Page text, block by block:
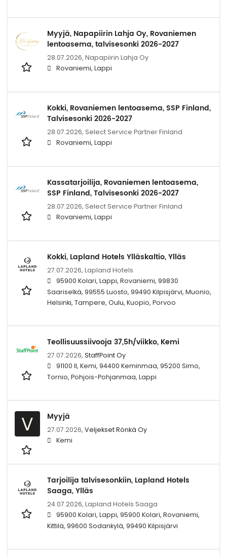
Myyjä, Napapiirin Lahja Oy, Rovaniemen
lentoasema, talvisesonki 2026-2027
28.07.2026, Napapiirin Lahja Oy
Rovaniemi, Lappi
Kokki, Rovaniemen lentoasema, SSP Finland,
Talvisesonki 2026-2027
28.07.2026, Select Service Partner Finland
Rovaniemi, Lappi
Kassatarjoilija, Rovaniemen lentoasema,
SSP Finland, Talvisesonki 2026-2027
28.07.2026, Select Service Partner Finland
Rovaniemi, Lappi
Kokki, Lapland Hotels Ylläskaltio, Ylläs
27.07.2026, Lapland Hotels
95900 Kolari, Lappi, Rovaniemi, 99830
Saariselkä, 99555 Luosto, 99490 Kilpisjärvi, Muonio,
Helsinki, Tampere, Oulu, Kuopio, Porvoo
Teollisuussiivooja 37,5h/viikko, Kemi
27.07.2026, StaffPoint Oy
91100 II, Kemi, 94400 Keminmaa, 95200 Simo,
Tornio, Pohjois-Pohjanmaa, Lappi
V Myyjä
27.07.2026, Veljekset Rönkä Oy
Kemi
Tarjoilija talvisesonkiin, Lapland Hotels
Saaga, Ylläs
24.07.2026, Lapland Hotels Saaga
95900 Kolari, Lappi, 95900 Kolari, Rovaniemi,
Kittilä, 99600 Sodankylä, 99490 Kilpisjärvi